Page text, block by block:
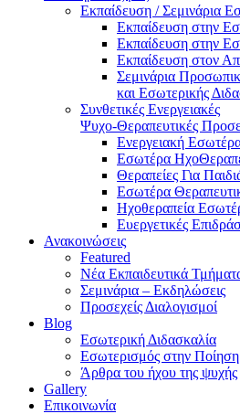
Εκπαίδευση / Σεμινάρια
Εκπαίδευση στην
Εκπαίδευση στην
Εκπαίδευση στον
Σεμινάρια
και Εσωτερικής
Συνθετικές Ενεργειακές
Ψυχο-Θεραπευτικές
Ενεργειακή
Εσωτέρα
Θεραπείες Για
Εσωτέρα
Ηχοθεραπεία
Ευεργετικές
Ανακοινώσεις
Featured
Νέα Εκπαιδευτικά
Σεμινάρια – Εκδηλώσεις
Προσεχείς Διαλογισμοί
Blog
Εσωτερική Διδασκαλία
Εσωτερισμός στην Ποίηση
Άρθρα του ήχου της ψυχής
Gallery
Επικοινωνία